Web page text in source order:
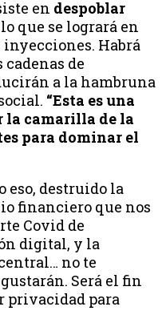
en despoblar
lo que se logrará en
Habrá
de
a la hambruna
“Esta es una
camarilla de la
para dominar el
eso, destruido la
financiero que nos
Covid de
digital, y la
no te
Será el fin
privacidad para